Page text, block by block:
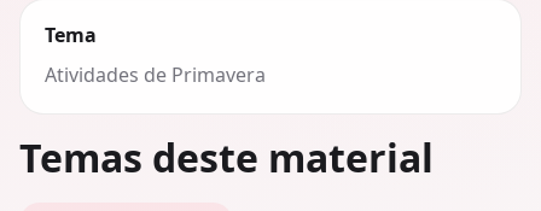
Tema
Atividades de Primavera
Temas deste material